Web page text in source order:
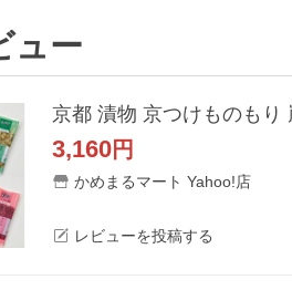
ュー
京都 漬物 京つけものもり
3,160円
かめまるマート Yahoo!店
レビューを投稿する